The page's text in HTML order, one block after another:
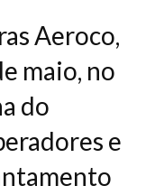
Aeroco,
maio, no
do
e